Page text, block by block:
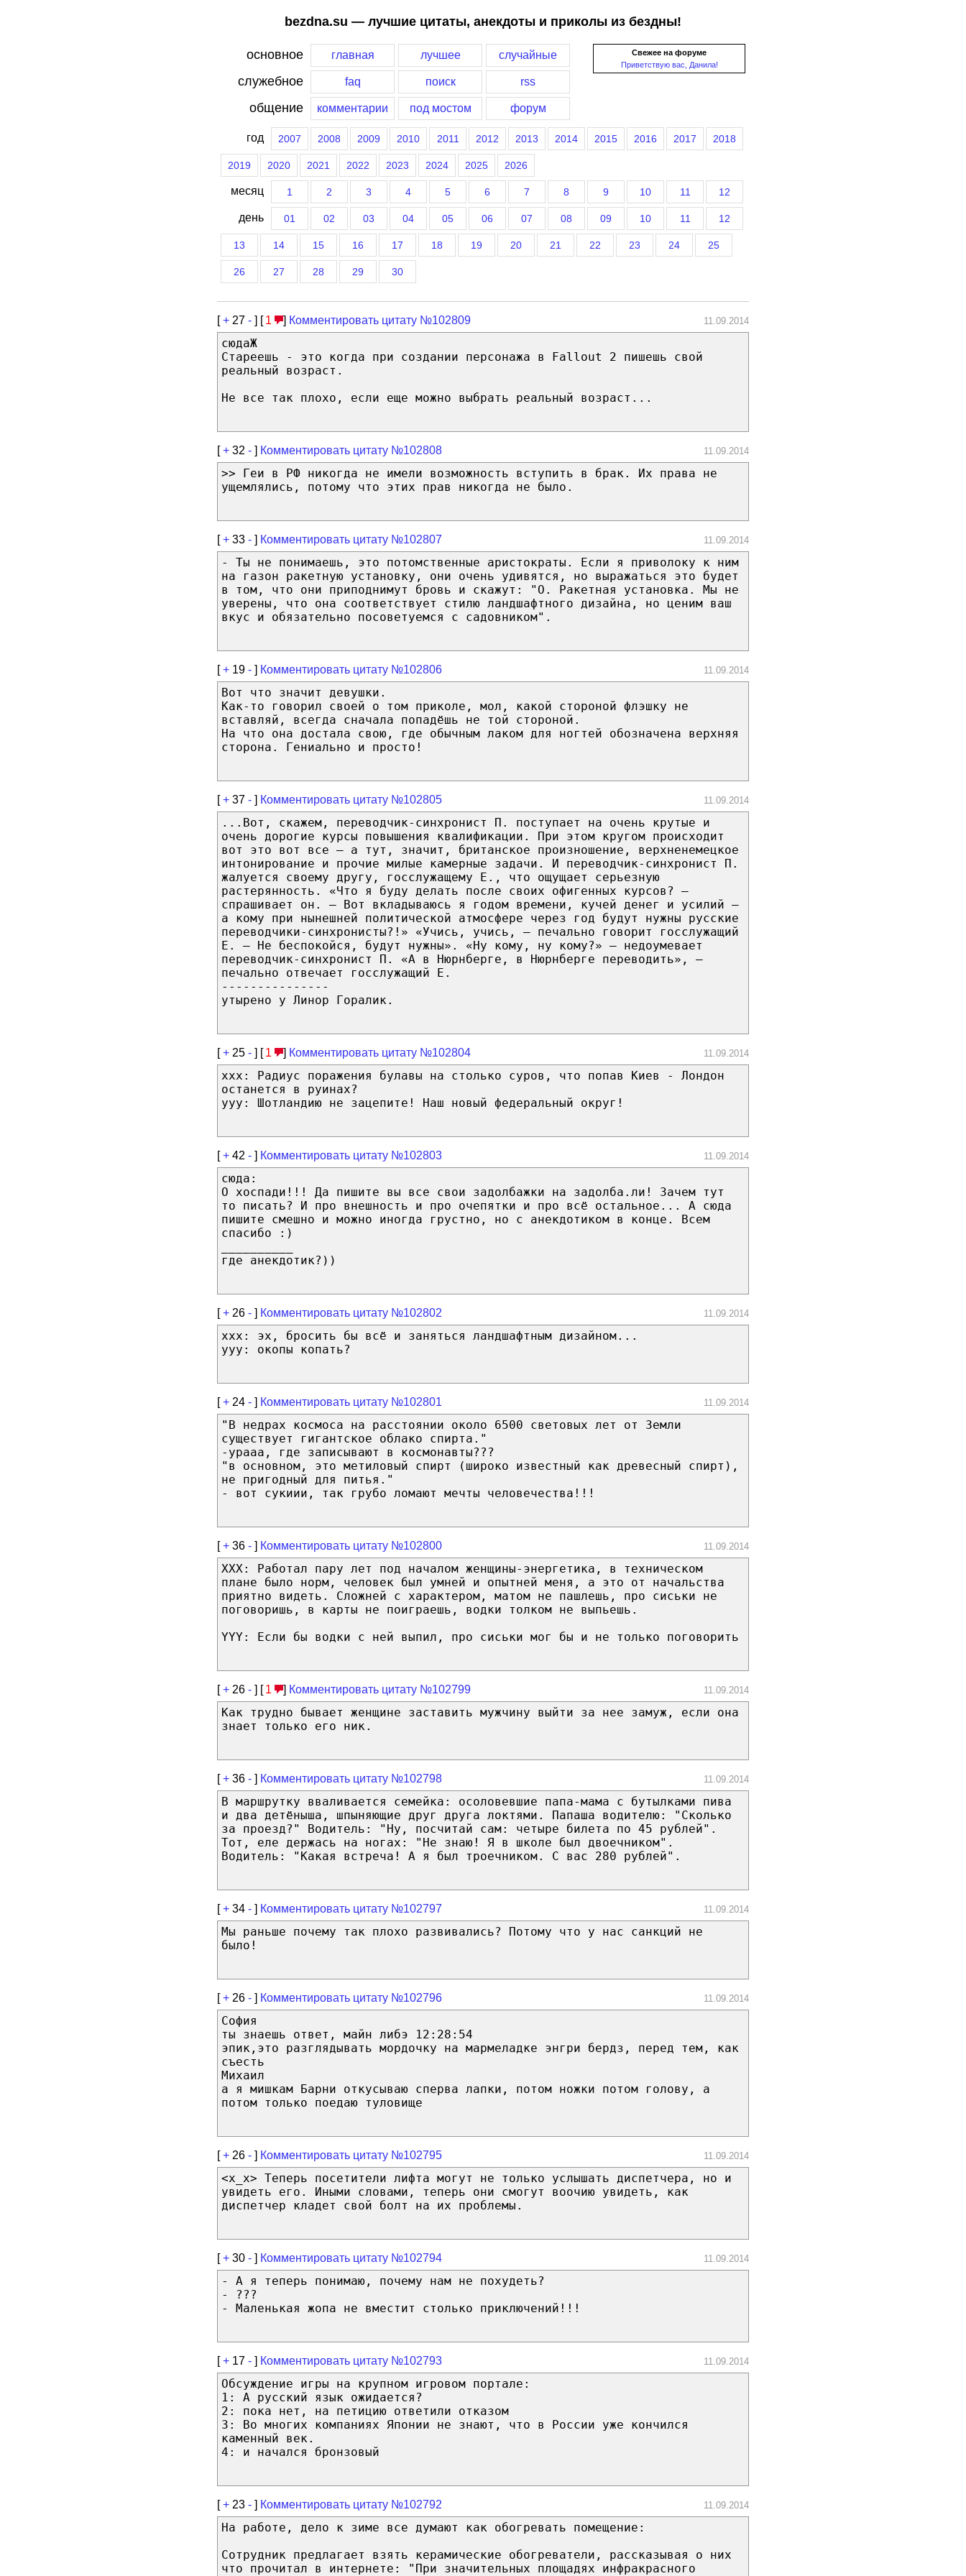
bezdna.su — лучшие цитаты, анекдоты и приколы из бездны!
Свежее на форуме
Приветствую вас, Данила!
основное главная лучшее случайные
служебное faq поиск rss
общение комментарии под мостом форум
год 2007 2008 2009 2010 2011 2012 2013 2014 2015 2016 2017 2018
2019 2020 2021 2022 2023 2024 2025 2026
месяц 1 2 3 4 5 6 7 8 9 10 11 12
день 01 02 03 04 05 06 07 08 09 10 11 12
13 14 15 16 17 18 19 20 21 22 23 24 25
26 27 28 29 30
[+ 27 - ] [ 1 ] Комментировать цитату №102809 11.09.2014
сюдаЖ
Стареешь - это когда при создании персонажа в Fallout 2 пишешь свой
реальный возраст.
Не все так плохо, если еще можно выбрать реальный возраст...
[+ 32 - ] Комментировать цитату №102808 11.09.2014
>> Геи в РФ никогда не имели возможность вступить в брак. Их права не
ущемлялись, потому что этих прав никогда не было.
[+ 33 - ] Комментировать цитату №102807 11.09.2014
- Ты не понимаешь, это потомственные аристократы. Если я приволоку к ним
на газон ракетную установку, они очень удивятся, но выражаться это будет
в том, что они приподнимут бровь и скажут: "О. Ракетная установка. Мы не
уверены, что она соответствует стилю ландшафтного дизайна, но ценим ваш
вкус и обязательно посоветуемся с садовником".
[+ 19 - ] Комментировать цитату №102806 11.09.2014
Вот что значит девушки.
Как-то говорил своей о том приколе, мол, какой стороной флэшку не
вставляй, всегда сначала попадёшь не той стороной.
На что она достала свою, где обычным лаком для ногтей обозначена верхняя
сторона. Гениально и просто!
[+ 37 - ] Комментировать цитату №102805 11.09.2014
...Вот, скажем, переводчик-синхронист П. поступает на очень крутые и
очень дорогие курсы повышения квалификации. При этом кругом происходит
вот это вот все — а тут, значит, британское произношение, верхненемецкое
интонирование и прочие милые камерные задачи. И переводчик-синхронист П.
жалуется своему другу, госслужащему Е., что ощущает серьезную
растерянность. «Что я буду делать после своих офигенных курсов? —
спрашивает он. — Вот вкладываюсь я годом времени, кучей денег и усилий —
а кому при нынешней политической атмосфере через год будут нужны русские
переводчики-синхронисты?!» «Учись, учись, — печально говорит госслужащий
Е. — Не беспокойся, будут нужны». «Ну кому, ну кому?» — недоумевает
переводчик-синхронист П. «А в Нюрнберге, в Нюрнберге переводить», —
печально отвечает госслужащий Е.
---------------
утырено у Линор Горалик.
[+ 25 - ] [ 1 ] Комментировать цитату №102804 11.09.2014
xxx: Радиус поражения булавы на столько суров, что попав Киев - Лондон
останется в руинах?
yyy: Шотландию не зацепите! Наш новый федеральный округ!
[+ 42 - ] Комментировать цитату №102803 11.09.2014
сюда:
О хоспади!!! Да пишите вы все свои задолбажки на задолба.ли! Зачем тут
то писать? И про внешность и про очепятки и про всё остальное... А сюда
пишите смешно и можно иногда грустно, но с анекдотиком в конце. Всем
спасибо :)
где анекдотик?))
[+ 26 - ] Комментировать цитату №102802 11.09.2014
xxx: эх, бросить бы всё и заняться ландшафтным дизайном...
yyy: окопы копать?
[+ 24 - ] Комментировать цитату №102801 11.09.2014
"В недрах космоса на расстоянии около 6500 световых лет от Земли
существует гигантское облако спирта."
-урааа, где записывают в космонавты???
"в основном, это метиловый спирт (широко известный как древесный спирт),
не пригодный для питья."
- вот сукиии, так грубо ломают мечты человечества!!!
[+ 36 - ] Комментировать цитату №102800 11.09.2014
XXX: Работал пару лет под началом женщины-энергетика, в техническом
плане было норм, человек был умней и опытней меня, а это от начальства
приятно видеть. Сложней с характером, матом не пашлешь, про сиськи не
поговоришь, в карты не поиграешь, водки толком не выпьешь.
YYY: Если бы водки с ней выпил, про сиськи мог бы и не только поговорить
[+ 26 - ] [ 1 ] Комментировать цитату №102799 11.09.2014
Как трудно бывает женщине заставить мужчину выйти за нее замуж, если она
знает только его ник.
[+ 36 - ] Комментировать цитату №102798 11.09.2014
В маршрутку вваливается семейка: осоловевшие папа-мама с бутылками пива
и два детёныша, шпыняющие друг друга локтями. Папаша водителю: "Сколько
за проезд?" Водитель: "Ну, посчитай сам: четыре билета по 45 рублей".
Тот, еле держась на ногах: "Не знаю! Я в школе был двоечником".
Водитель: "Какая встреча! А я был троечником. С вас 280 рублей".
[+ 34 - ] Комментировать цитату №102797 11.09.2014
Мы раньше почему так плохо развивались? Потому что у нас санкций не
было!
[+ 26 - ] Комментировать цитату №102796 11.09.2014
София
ты знаешь ответ, майн либэ 12:28:54
эпик,это разглядывать мордочку на мармеладке энгри бердз, перед тем, как
съесть
Михаил
а я мишкам Барни откусываю сперва лапки, потом ножки потом голову, а
потом только поедаю туловище
[+ 26 - ] Комментировать цитату №102795 11.09.2014
<x_x> Теперь посетители лифта могут не только услышать диспетчера, но и
увидеть его. Иными словами, теперь они смогут воочию увидеть, как
диспетчер кладет свой болт на их проблемы.
[+ 30 - ] Комментировать цитату №102794 11.09.2014
- А я теперь понимаю, почему нам не похудеть?
- ???
- Маленькая жопа не вместит столько приключений!!!
[+ 17 - ] Комментировать цитату №102793 11.09.2014
Обсуждение игры на крупном игровом портале:
1: А русский язык ожидается?
2: пока нет, на петицию ответили отказом
3: Во многих компаниях Японии не знают, что в России уже кончился
каменный век.
4: и начался бронзовый
[+ 23 - ] Комментировать цитату №102792 11.09.2014
На работе, дело к зиме все думают как обогревать помещение:
Сотрудник предлагает взять керамические обогреватели, рассказывая о них
что прочитал в интернете: "При значительных площадях инфракрасного